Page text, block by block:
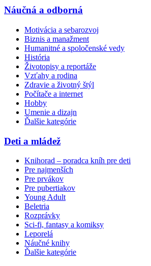
Náučná a odborná
Motivácia a sebarozvoj
Biznis a manažment
Humanitné a spoločenské vedy
História
Životopisy a reportáže
Vzťahy a rodina
Zdravie a životný štýl
Počítače a internet
Hobby
Umenie a dizajn
Ďalšie kategórie
Deti a mládež
Knihorad – poradca kníh pre deti
Pre najmenších
Pre prvákov
Pre pubertiakov
Young Adult
Beletria
Rozprávky
Sci-fi, fantasy a komiksy
Leporelá
Náučné knihy
Ďalšie kategórie